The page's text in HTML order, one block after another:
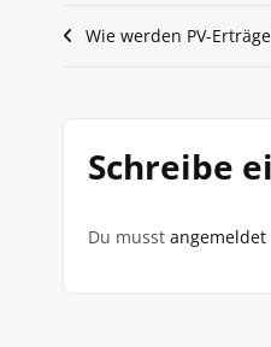
Wie werden PV-
Schreibe
Du musst angemeldet